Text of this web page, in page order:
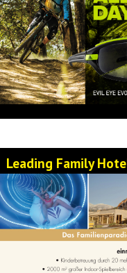
Leading Family